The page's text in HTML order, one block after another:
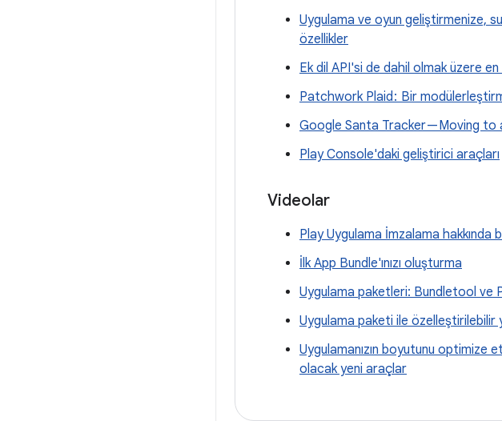
Uygulama ve oyun geliştirmenize,
özellikler
Ek dil API'si de dahil olmak üzere
Patchwork Plaid : Bir
Google Santa Tracker — Moving to
Play Console'daki geliştirici araçları
Videolar
Play Uygulama İmzalama hakkında
İlk App Bundle'ınızı oluşturma
Uygulama paketleri: Bundletool ve
Uygulama paketi ile özelleştirilebilir
Uygulamanızın boyutunu optimize
olacak yeni araçlar